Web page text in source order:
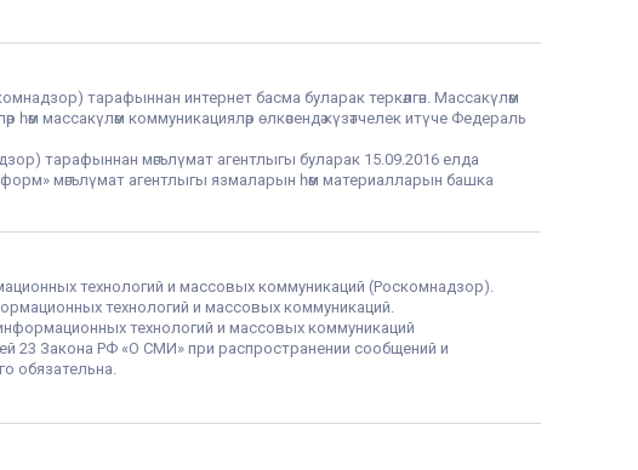
тарафыннан интернет басма буларак теркәлгән. Массакүләм
массакүләм коммуникацияләр өлкәсендә күзәтчелек итүче Федераль
тарафыннан мәгълүмат агентлыгы буларак 15.09.2016 елда
мәгълүмат агентлыгы язмаларын һәм материалларын башка
технологий и массовых коммуникаций (Роскомнадзор).
технологий и массовых коммуникаций.
технологий и массовых коммуникаций
23 Закона РФ «О СМИ» при распространении сообщений и
обязательна.